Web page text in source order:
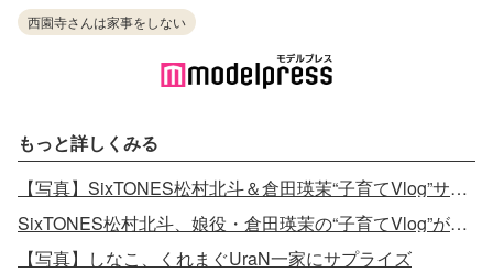
西園寺さんは家事をしない
もっと詳しくみる
【写真】SixTONES松村北斗＆倉田瑛茉“子育てVlog”サプライズ出演が話題・人気クリエイターしなこって？
SixTONES松村北斗、娘役・倉田瑛茉の“子育てVlog”が話題
【写真】しなこ、くれまぐUraN一家にサプライズ